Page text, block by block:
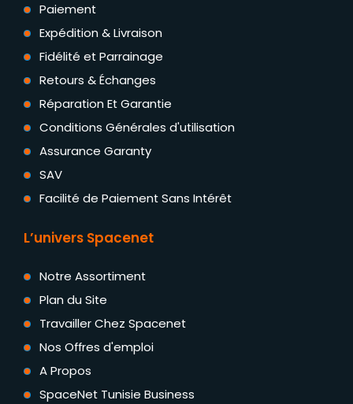
Paiement
Expédition & Livraison
Fidélité et Parrainage
Retours & Échanges
Réparation Et Garantie
Conditions Générales d'utilisation
Assurance Garanty
SAV
Facilité de Paiement Sans Intérêt
L’univers Spacenet
Notre Assortiment
Plan du Site
Travailler Chez Spacenet
Nos Offres d'emploi
A Propos
SpaceNet Tunisie Business